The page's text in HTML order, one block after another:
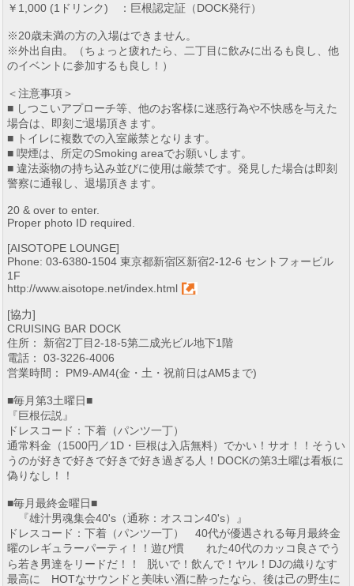
￥1,000 (1ドリンク) ：巨根認定証（DOCK発行）
※20歳未満の方の入場はできません。
※外出自由。（ちょっと疲れたら、二丁目に飲みに出るも良し、他
のイベントに参加するも良し！）
＜注意事項＞
■ しつこいアプローチ等、他のお客様に迷惑行為や不快感を与えた
場合は、即刻ご退場頂きます。
■ トイレに複数での入室厳禁となります。
■ 喫煙は、所定のSmoking areaでお願いします。
■ 違法薬物の持ち込み並びに使用は厳禁です。発見した場合は即刻
警察に通報し、退場頂きます。
20 & over to enter.
Proper photo ID required.
[AISOTOPE LOUNGE]
Phone: 03-6380-1504 東京都新宿区新宿2-12-6 セントフォービル
1F
http://www.aisotope.net/index.html
[協力]
CRUISING BAR DOCK
住所： 新宿2丁目2-18-5第二成光ビル地下1階
電話： 03-3226-4006
営業時間： PM9-AM4(金・土・祝前日はAM5まで)
■毎月第3土曜日■
『巨根伝説』
ドレスコード：下着（パンツ一丁）
通常料金（1500円／1D・巨根は入店無料）でかい！サオ！！そうい
うのが好きで好きで好きで好き過ぎる人！DOCKの第3土曜は看板に
偽りなし！！
■毎月最終金曜日■
『雄汁男魂集会40's（通称：オスコン40's）』
ドレスコード：下着（パンツ一丁） 40代が優遇される毎月最終金
曜のレギュラーパーティ！！遊び慣 れた40代のカッコ良さでう
ら若き男達をリードだ！！ 脱いで！飲んで！ヤル！DJの織りなす
最高に HOTなサウンドと美味い酒に酔ったなら、後は己の野生に